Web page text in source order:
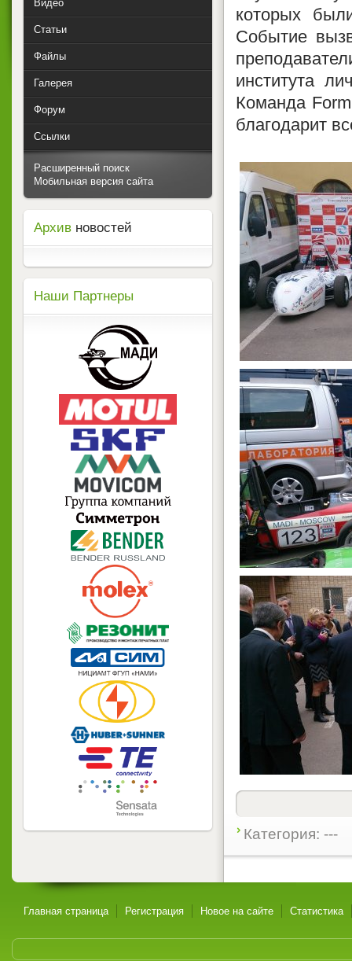
которых
Событие
института
Команда
благодарит
Категория: ---
Видео
Статьи
Файлы
Галерея
Форум
Ссылки
Расширенный поиск
Мобильная версия сайта
Архив новостей
Наши Партнеры
Главная страница Регистрация Новое на сайте Статистика